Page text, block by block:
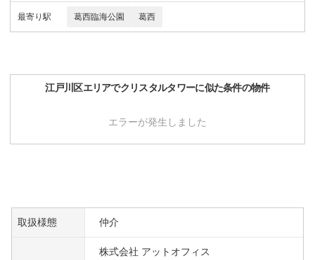
最寄り駅 葛西臨海公園 葛西
江戸川区エリアでクリスタルタワーに似た条件の物件
エラーが発生しました
取扱様態 仲介
株式会社 アットオフィス